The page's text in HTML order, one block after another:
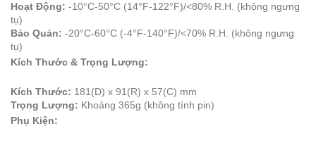
Hoạt Động: -10°C-50°C (14°F-122°F)/<80% R.H. (không ngưng
tụ)
Bảo Quản: -20°C-60°C (-4°F-140°F)/<70% R.H. (không ngưng
tụ)
Kích Thước & Trọng Lượng:
Kích Thước: 181(D) x 91(R) x 57(C) mm
Trọng Lượng: Khoảng 365g (không tính pin)
Phụ Kiện: